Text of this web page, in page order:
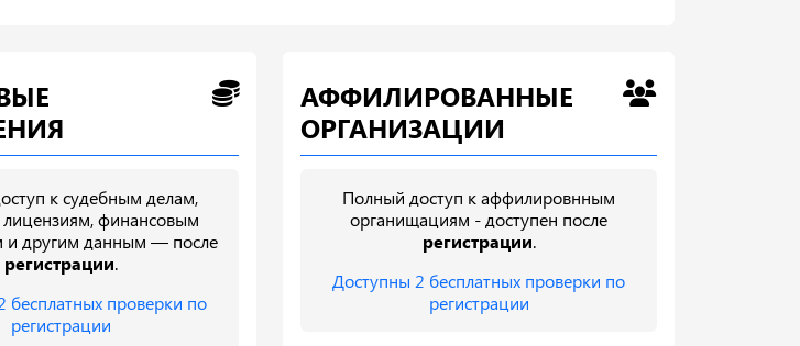
к судебным делам,
лицензиям, финансовым
и другим данным — после
регистрации.
бесплатных проверки по
регистрации
АФФИЛИРОВАННЫЕ
ОРГАНИЗАЦИИ
Полный доступ к аффилировнным
органищациям - доступен после
регистрации.
Доступны 2 бесплатных проверки по
регистрации